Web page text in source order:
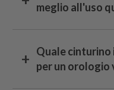
meglio all'uso
Quale cinturino
per un orologio